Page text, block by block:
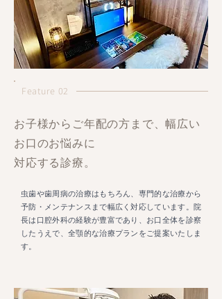
お子様からご年配の方まで、幅広い
お口のお悩みに
対応する診療。
Feature 02
虫歯や歯周病の治療はもちろん、専門的な治療から
予防・メンテナンスまで幅広く対応しています。院
長は口腔外科の経験が豊富であり、お口全体を診察
したうえで、全顎的な治療プランをご提案いたしま
す。